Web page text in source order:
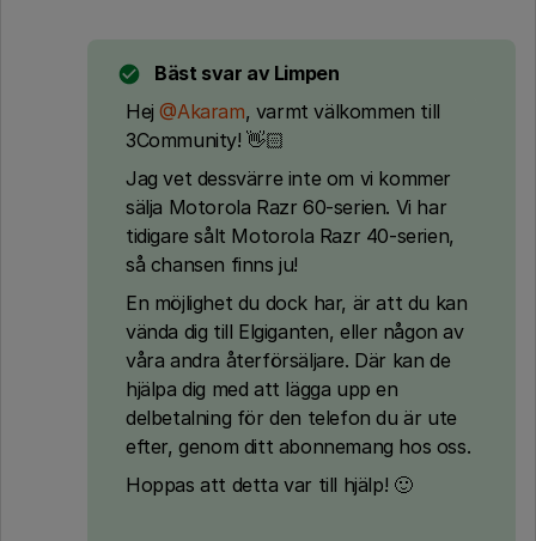
Bäst svar av Limpen
Hej ​@Akaram, varmt välkommen till
3Community! 👋🏻
Jag vet dessvärre inte om vi kommer
sälja Motorola Razr 60-serien. Vi har
tidigare sålt Motorola Razr 40-serien,
så chansen finns ju!
En möjlighet du dock har, är att du kan
vända dig till Elgiganten, eller någon av
våra andra återförsäljare. Där kan de
hjälpa dig med att lägga upp en
delbetalning för den telefon du är ute
efter, genom ditt abonnemang hos oss.
Hoppas att detta var till hjälp! 🙂